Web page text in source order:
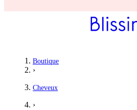
Boutique
›
Cheveux
›